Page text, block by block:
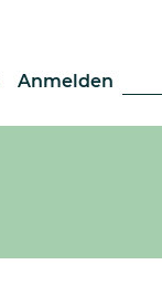
Anmelden